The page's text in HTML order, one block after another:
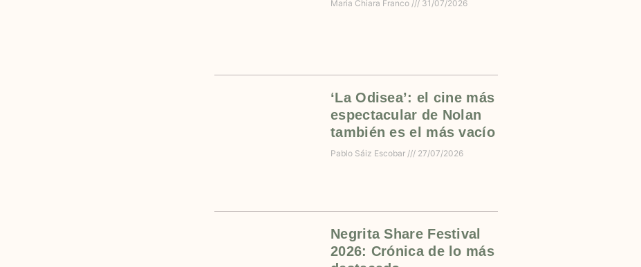
Maria Chiara Franco 31/07/2026
‘La Odisea’: el cine más
espectacular de Nolan
también es el más vacío
Pablo Sáiz Escobar 27/07/2026
Negrita Share Festival
2026: Crónica de lo más